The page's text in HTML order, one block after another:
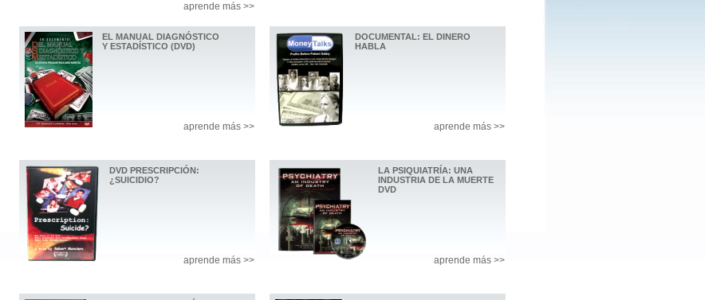
aprende más >>
EL MANUAL DIAGNÓSTICO
Y ESTADÍSTICO (DVD)
aprende más >>
DOCUMENTAL: EL DINERO
HABLA
aprende más >>
DVD PRESCRIPCIÓN:
¿SUICIDIO?
aprende más >>
LA PSIQUIATRÍA: UNA
INDUSTRIA DE LA MUERTE
DVD
aprende más >>